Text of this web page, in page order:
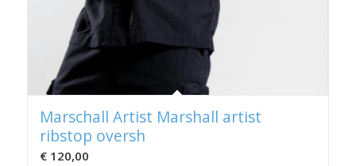
Marschall Artist Marshall artist
ribstop oversh
€120,00